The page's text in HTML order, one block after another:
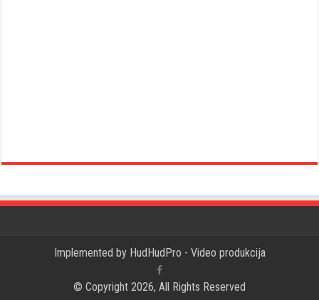
Implemented by HudHudPro - Video produkcija
© Copyright 2026, All Rights Reserved